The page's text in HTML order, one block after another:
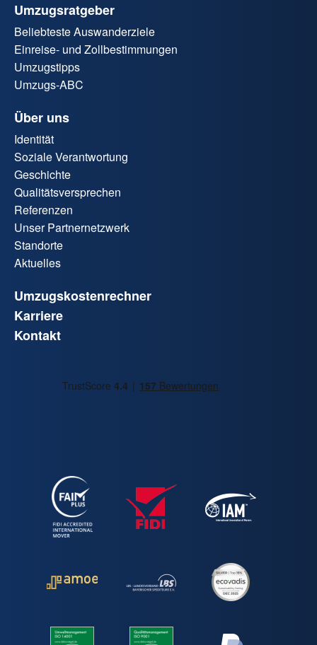
Umzugsratgeber
Beliebteste Auswanderziele
Einreise- und Zollbestimmungen
Umzugstipps
Umzugs-ABC
Über uns
Identität
Soziale Verantwortung
Geschichte
Qualitätsversprechen
Referenzen
Unser Partnernetzwerk
Standorte
Aktuelles
Umzugskostenrechner
Karriere
Kontakt